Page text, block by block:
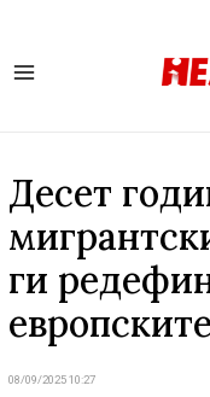
Десет
ги
08/09/2025 10:27